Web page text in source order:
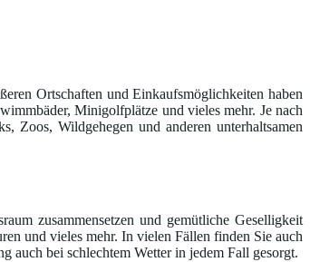
Ortschaften und Einkaufsmöglichkeiten haben
Minigolfplätze und vieles mehr. Je nach
Zoos, Wildgehegen und anderen unterhaltsamen
zusammensetzen und gemütliche Geselligkeit
und vieles mehr. In vielen Fällen finden Sie auch
auch bei schlechtem Wetter in jedem Fall gesorgt.